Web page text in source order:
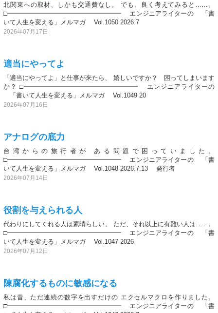
北関東への取材、しかも交通費なし。 でも、良く考えてみると……。
□━━━━━━━━━━━━━━━━━━ エンジニアライターの 「書
いて人生を変える」メルマガ Vol.1050 2026.7
2026年07月17日
適当にやってよ
「適当にやってよ」と仕事が来たら、 嬉しいですか？ 困ってしまいます
か？ □━━━━━━━━━━━━━━━━━━ エンジニアライターの
「書いて人生を変える」メルマガ Vol.1049 20
2026年07月16日
アナログの底力
台湾からの旅行者が ある問題で困っていました。
□━━━━━━━━━━━━━━━━━━ エンジニアライターの 「書
いて人生を変える」メルマガ Vol.1048 2026.7.13 発行者
2026年07月14日
役割を与えられる人
代わりにしてくれる人は素晴らしい。 ただ、それ以上に有難い人は……。
□━━━━━━━━━━━━━━━━━━ エンジニアライターの 「書
いて人生を変える」メルマガ Vol.1047 2026
2026年07月12日
陳腐化するものに敏感になる
私は昔、ただ連続の数字を出すだけの エクセルマクロを作りました。
□━━━━━━━━━━━━━━━━━━ エンジニアライターの 「書